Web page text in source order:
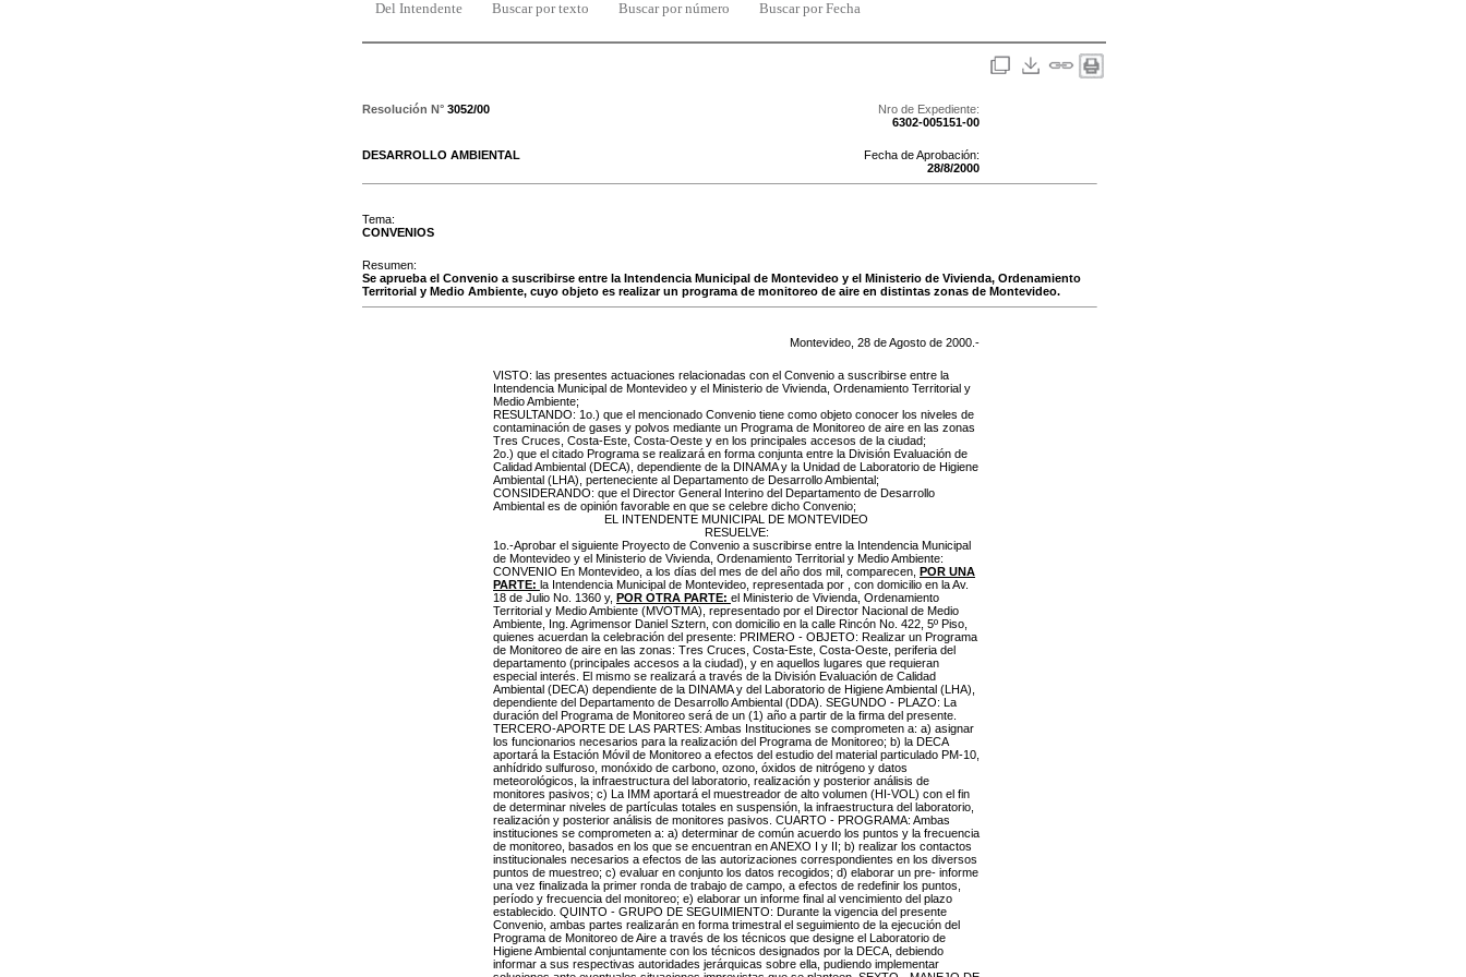
Del Intendente Buscar por texto Buscar por número Buscar por Fecha
Resolución N° 3052/00
Nro de Expediente:
6302-005151-00
DESARROLLO AMBIENTAL
Fecha de Aprobación:
28/8/2000
Tema:
CONVENIOS
Resumen:
Se aprueba el Convenio a suscribirse entre la Intendencia Municipal de Montevideo y el Ministerio de Vivienda, Ordenamiento
Territorial y Medio Ambiente, cuyo objeto es realizar un programa de monitoreo de aire en distintas zonas de Montevideo.
Montevideo, 28 deAgosto de 2000 .-
VISTO: las presentes actuaciones relacionadas con el Convenio a suscribirse entre la
Intendencia Municipal de Montevideo y el Ministerio de Vivienda, Ordenamiento Territorial y
Medio Ambiente;
RESULTANDO: 1o.) que el mencionado Convenio tiene como objeto conocer los niveles de
contaminación de gases y polvos mediante un Programa de Monitoreo de aire en las zonas
Tres Cruces, Costa-Este, Costa-Oeste y en los principales accesos de la ciudad;
2o.) que el citado Programa se realizará en forma conjunta entre la División Evaluación de
Calidad Ambiental (DECA), dependiente de la DINAMA y la Unidad de Laboratorio de Higiene
Ambiental (LHA), perteneciente al Departamento de Desarrollo Ambiental;
CONSIDERANDO: que el Director General Interino del Departamento de Desarrollo
Ambiental es de opinión favorable en que se celebre dicho Convenio;
EL INTENDENTE MUNICIPAL DE MONTEVIDEO
RESUELVE:
1o.-Aprobar el siguiente Proyecto de Convenio a suscribirse entre la Intendencia Municipal
de Montevideo y el Ministerio de Vivienda, Ordenamiento Territorial y Medio Ambiente:
CONVENIO En Montevideo, a los días del mes de del año dos mil, comparecen, POR UNA
PARTE: la Intendencia Municipal de Montevideo, representada por , con domicilio en la Av.
18 de Julio No. 1360 y, POR OTRA PARTE: el Ministerio de Vivienda, Ordenamiento
Territorial y Medio Ambiente (MVOTMA), representado por el Director Nacional de Medio
Ambiente, Ing. Agrimensor Daniel Sztern, con domicilio en la calle Rincón No. 422, 5º Piso,
quienes acuerdan la celebración del presente: PRIMERO - OBJETO: Realizar un Programa
de Monitoreo de aire en las zonas: Tres Cruces, Costa-Este, Costa-Oeste, periferia del
departamento (principales accesos a la ciudad), y en aquellos lugares que requieran
especial interés. El mismo se realizará a través de la División Evaluación de Calidad
Ambiental (DECA) dependiente de la DINAMA y del Laboratorio de Higiene Ambiental (LHA),
dependiente del Departamento de Desarrollo Ambiental (DDA). SEGUNDO - PLAZO: La
duración del Programa de Monitoreo será de un (1) año a partir de la firma del presente.
TERCERO-APORTE DE LAS PARTES: Ambas Instituciones se comprometen a: a) asignar
los funcionarios necesarios para la realización del Programa de Monitoreo; b) la DECA
aportará la Estación Móvil de Monitoreo a efectos del estudio del material particulado PM-10,
anhídrido sulfuroso, monóxido de carbono, ozono, óxidos de nitrógeno y datos
meteorológicos, la infraestructura del laboratorio, realización y posterior análisis de
monitores pasivos; c) La IMM aportará el muestreador de alto volumen (HI-VOL) con el fin
de determinar niveles de partículas totales en suspensión, la infraestructura del laboratorio,
realización y posterior análisis de monitores pasivos. CUARTO - PROGRAMA: Ambas
instituciones se comprometen a: a) determinar de común acuerdo los puntos y la frecuencia
de monitoreo, basados en los que se encuentran en ANEXO I y II; b) realizar los contactos
institucionales necesarios a efectos de las autorizaciones correspondientes en los diversos
puntos de muestreo; c) evaluar en conjunto los datos recogidos; d) elaborar un pre- informe
una vez finalizada la primer ronda de trabajo de campo, a efectos de redefinir los puntos,
período y frecuencia del monitoreo; e) elaborar un informe final al vencimiento del plazo
establecido. QUINTO - GRUPO DE SEGUIMIENTO: Durante la vigencia del presente
Convenio, ambas partes realizarán en forma trimestral el seguimiento de la ejecución del
Programa de Monitoreo de Aire a través de los técnicos que designe el Laboratorio de
Higiene Ambiental conjuntamente con los técnicos designados por la DECA, debiendo
informar a sus respectivas autoridades jerárquicas sobre ella, pudiendo implementar